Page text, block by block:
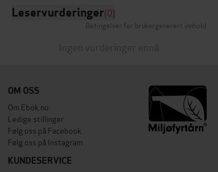
Leservurderinger(0)
Betingelser for brukergenerert innhold
Ingen vurderinger ennå
OM OSS
Om Ebok.no
Ledige stillinger
Følg oss på Facebook
Følg oss på Instagram
KUNDESERVICE